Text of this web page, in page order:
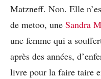
Matzneff. Non. Elle
de metoo, une Sandra
une femme qui a
après des années,
livre pour la faire taire